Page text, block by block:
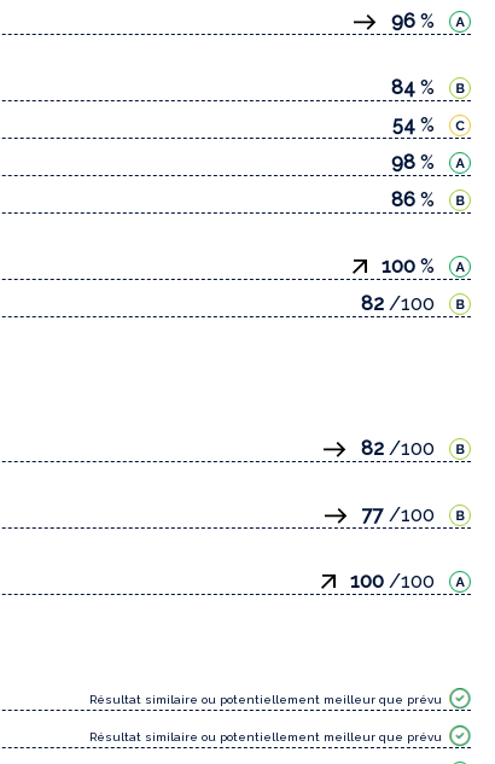
96 %
84 %
54 %
98 %
86 %
100 %
82 /100
82 /100
77 /100
100 /100
Résultat similaire ou potentiellement meilleur que prévu
Résultat similaire ou potentiellement meilleur que prévu